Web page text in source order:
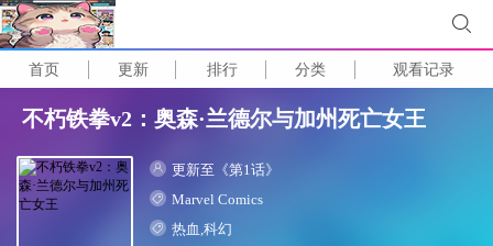
首页 更新 排行 分类 观看记录
不朽铁拳v2：奥森·兰德尔与加州死亡女王
更新至《第1话》
Marvel Comics
热血,科幻